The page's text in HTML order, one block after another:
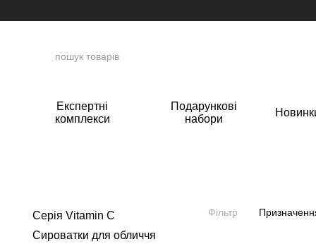
Експертні
комплекси
Подарункові
набори
Фільтр
Серія Vitamin C
Сироватки для обличчя